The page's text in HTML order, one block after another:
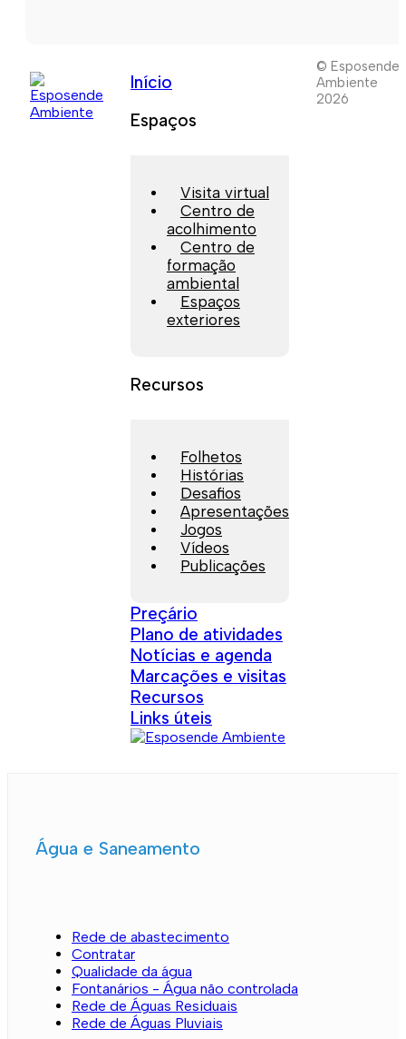
Início
Espaços
Visita virtual
Centro de
acolhimento
Centro de
formação
ambiental
Espaços
exteriores
Recursos
Folhetos
Histórias
Desafios
Apresentações
Jogos
Vídeos
Publicações
Preçário
Plano de atividades
Notícias e agenda
Marcações e visitas
Recursos
Links úteis
© Esposende
Ambiente
2026
Água e Saneamento
Rede de abastecimento
Contratar
Qualidade da água
Fontanários - Água não controlada
Rede de Águas Residuais
Rede de Águas Pluviais